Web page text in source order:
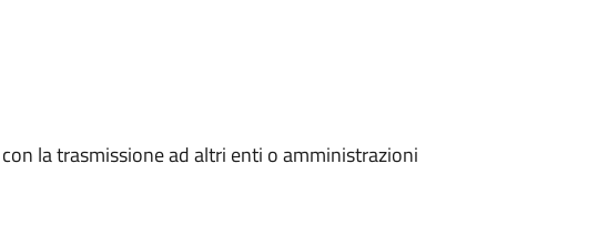
la trasmissione ad altri enti o amministrazioni